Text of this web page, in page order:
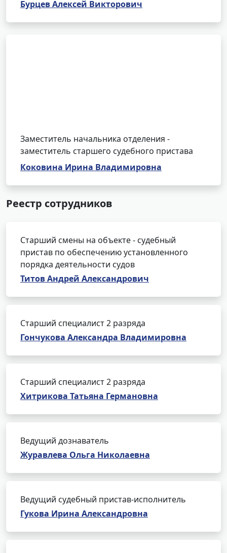
Бурцев Алексей Викторович
Заместитель начальника отделения -
заместитель старшего судебного пристава
Коковина Ирина Владимировна
Реестр сотрудников
Старший смены на объекте - судебный
пристав по обеспечению установленного
порядка деятельности судов
Титов Андрей Александрович
Старший специалист 2 разряда
Гончукова Александра Владимировна
Старший специалист 2 разряда
Хитрикова Татьяна Германовна
Ведущий дознаватель
Журавлева Ольга Николаевна
Ведущий судебный пристав-исполнитель
Гукова Ирина Александровна